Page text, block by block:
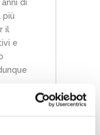
di
più
il
e